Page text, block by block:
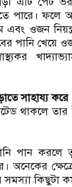
পারে। ফলে
এবং ওজন
পানি খেয়ে
সাহায্য করে
থাকলে
পান করলে
অনেকের
সমস্যা কিছুটা